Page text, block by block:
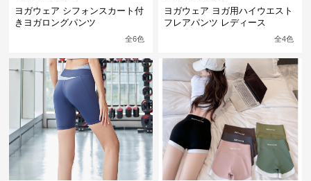
ヨガウェア シフォンスカート付
きヨガロングパンツ
全6色
ヨガウェア ヨガ用ハイウエスト
フレアパンツ レディース
全4色